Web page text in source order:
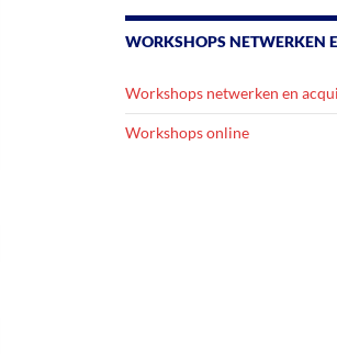
WORKSHOPS NETWERKEN
Workshops netwerken en
Workshops online